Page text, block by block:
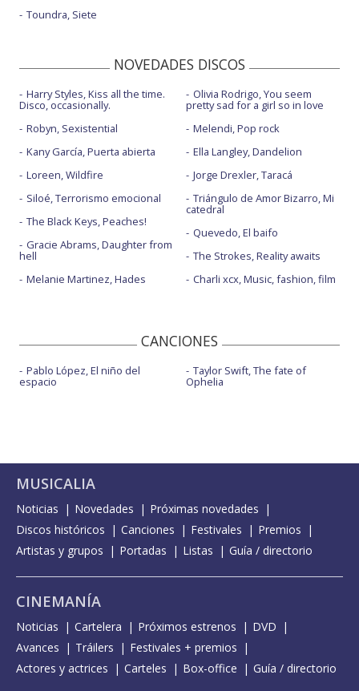
Toundra, Siete
NOVEDADES DISCOS
Harry Styles, Kiss all the time.
Disco, occasionally.
Robyn, Sexistential
Kany García, Puerta abierta
Loreen, Wildfire
Siloé, Terrorismo emocional
The Black Keys, Peaches!
Gracie Abrams, Daughter from
hell
Melanie Martinez, Hades
Olivia Rodrigo, You seem
pretty sad for a girl so in love
Melendi, Pop rock
Ella Langley, Dandelion
Jorge Drexler, Taracá
Triángulo de Amor Bizarro, Mi
catedral
Quevedo, El baifo
The Strokes, Reality awaits
Charli xcx, Music, fashion, film
CANCIONES
Pablo López, El niño del
espacio
Taylor Swift, The fate of
Ophelia
MUSICALIA
Noticias Novedades
Próximas novedades
Discos históricos
Canciones Festivales
Premios
Artistas y grupos
Portadas Listas Guía / directorio
CINEMANÍA
Noticias Cartelera Próximos estrenos
DVD
Avances
Tráilers
Festivales + premios
Actores y actrices
Carteles Box-office Guía / directorio